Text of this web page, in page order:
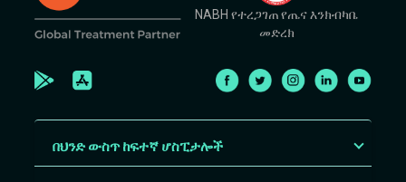
NABH የተረጋገጠ የጤና እንክብካቤ
መድረክ
በህንድ ውስጥ ከፍተኛ ሆስፒታሎች